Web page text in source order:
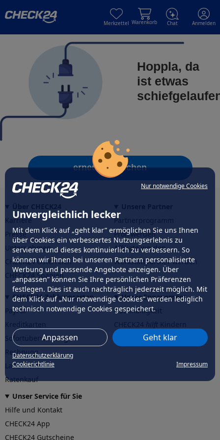
Nur notwendige Cookies
Unvergleichlich lecker
Mit dem Klick auf „geht klar” ermöglichen Sie uns Ihnen
über Cookies ein verbessertes Nutzungserlebnis zu
servieren und dieses kontinuierlich zu verbessern. So
können wir Ihnen bei unseren Partnern personalisierte
Werbung und passende Angebote anzeigen. Über
„anpassen” können Sie Ihre persönlichen Präferenzen
festlegen. Dies ist auch nachträglich jederzeit möglich. Mit
dem Klick auf „Nur notwendige Cookies” werden lediglich
technisch notwendige Cookies gespeichert.
Anpassen Geht klar
Datenschutzerklärung
Cookierichtlinie
Impressum
Merkzettel Warenkorb Chat Anmelden
Hoppla, da
ist etwas
erneut versuchen
Karriere
Presse
Unternehmen
CHECK24 Österreich
CHECK24 Spanien
Partnerprogramm
Profi werden
Affiliate werden
Werkstattpartner werden
CHECK24 Zahlungsarten
PayPal
Sofortüberweisung
Rechnung
Lastschrift
Ratenkauf
Unser Engagement
Nachhaltigkeit
CHECK24hilftder Natur
Unser Service für Sie
Hilfe und Kontakt
CHECK24 App
CHECK24 Gutscheine